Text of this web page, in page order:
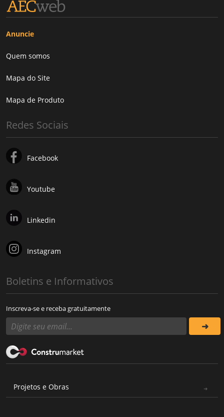
Anuncie
Quem somos
Mapa do Site
Mapa de Produto
Redes Sociais
Facebook
Youtube
Linkedin
Instagram
Boletins e Informativos
Inscreva-se e receba gratuitamente
Projetos e Obras